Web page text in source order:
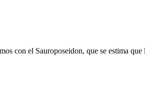
con el Sauroposeidon, que se estima